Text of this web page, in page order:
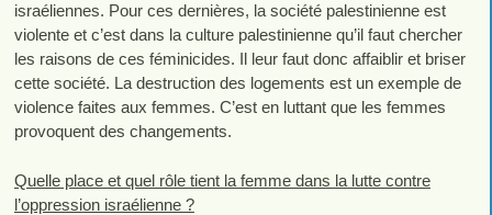
israéliennes. Pour ces dernières, la société palestinienne est
violente et c’est dans la culture palestinienne qu’il faut chercher
les raisons de ces féminicides. Il leur faut donc affaiblir et briser
cette société. La destruction des logements est un exemple de
violence faites aux femmes. C’est en luttant que les femmes
provoquent des changements.
Quelle place et quel rôle tient la femme dans la lutte contre
l’oppression israélienne ?